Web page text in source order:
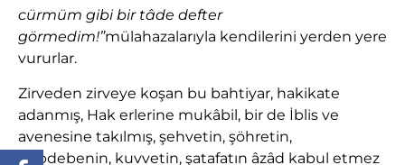
cürmüm gibi bir tâde defter
görmedim!”mülahazalarıyla kendilerini yerden yere
vururlar.
Zirveden zirveye koşan bu bahtiyar, hakikate
adanmış, Hak erlerine mukâbil, bir de İblis ve
avenesine takılmış, şehvetin, şöhretin,
debdebenin, kuvvetin, şatafatın âzâd kabul etmez